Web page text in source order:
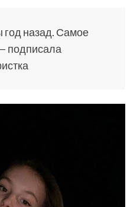
год назад. Самое
подписала